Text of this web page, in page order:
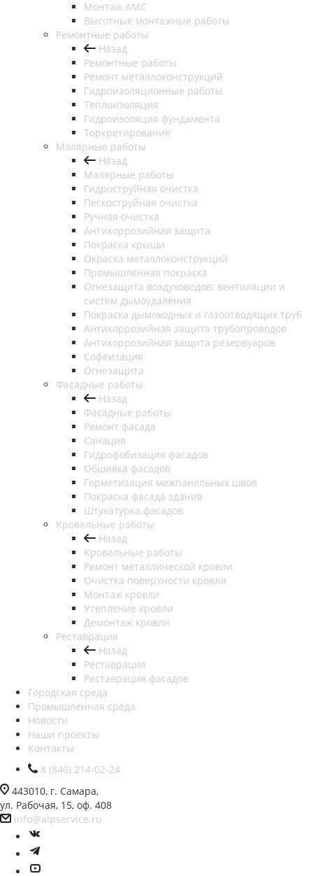
Монтаж АМС
Высотные монтажные работы
Ремонтные работы
Назад
Ремонтные работы
Ремонт металлоконструкций
Гидроизоляционные работы
Теплоизоляция
Гидроизоляция фундамента
Торкретирование
Малярные работы
Назад
Малярные работы
Гидроструйная очистка
Пескоструйная очистка
Ручная очистка
Антикоррозийная защита
Покраска крыши
Окраска металлоконструкций
Промышленная покраска
Огнезащита воздуховодов: вентиляции и
систем дымоудаления
Покраска дымоходных и газоотводящих труб
Антикоррозийная защита трубопроводов
Антикоррозийная защита резервуаров
Софеизация
Огнезащита
Фасадные работы
Назад
Фасадные работы
Ремонт фасада
Санация
Гидрофобизация фасадов
Обшивка фасадов
Герметизация межпанельных швов
Покраска фасада здания
Штукатурка фасадов
Кровельные работы
Назад
Кровельные работы
Ремонт металлической кровли
Очистка поверхности кровли
Монтаж кровли
Утепление кровли
Демонтаж кровли
Реставрация
Назад
Реставрация
Реставрация фасадов
Городская среда
Промышленная среда
Новости
Наши проекты
Контакты
8 (846) 214-02-24
443010, г. Самара,
ул. Рабочая, 15, оф. 408
info@alpservice.ru